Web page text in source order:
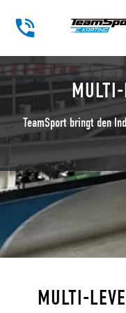
TeamSport bringt den
MULTI-